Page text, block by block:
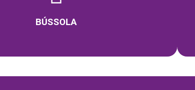
BÚSSOLA